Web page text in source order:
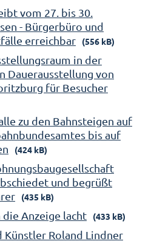
vom 27. bis 30.
- Bürgerbüro und
erreichbar
(556 kB)
in der
Dauerausstellung von
für Besucher
zu den Bahnsteigen auf
bis auf
(424 kB)
und begrüßt
(435 kB)
Anzeige lacht (433 kB)
Künstler Roland Lindner